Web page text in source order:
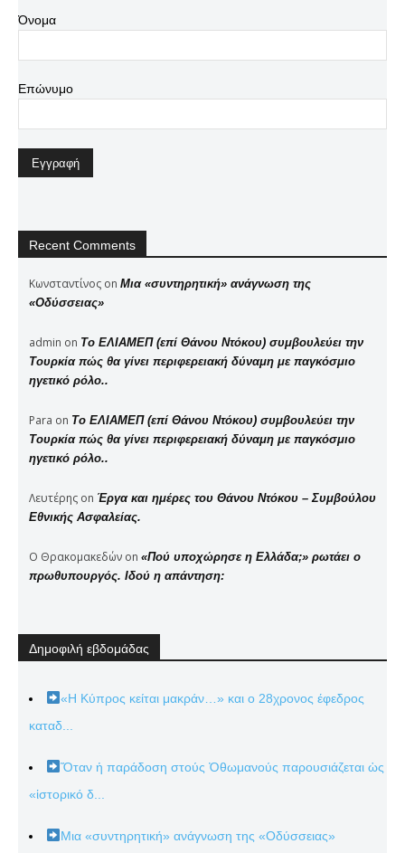
Όνομα
Επώνυμο
Recent Comments
Κωνσταντίνος on Μια «συντηρητική» ανάγνωση της
«Οδύσσειας»
admin on Το ΕΛΙΑΜΕΠ (επί Θάνου Ντόκου) συμβουλεύει την
Τουρκία πώς θα γίνει περιφερειακή δύναμη με παγκόσμιο
ηγετικό ρόλο..
Para on Το ΕΛΙΑΜΕΠ (επί Θάνου Ντόκου) συμβουλεύει την
Τουρκία πώς θα γίνει περιφερειακή δύναμη με παγκόσμιο
ηγετικό ρόλο..
Λευτέρης on Έργα και ημέρες του Θάνου Ντόκου – Συμβούλου
Εθνικής Ασφαλείας.
Ο Θρακομακεδών on «Πού υποχώρησε η Ελλάδα;» ρωτάει ο
πρωθυπουργός. Ιδού η απάντηση:
Δημοφιλή εβδομάδας
«Η Κύπρος κείται μακράν…» και ο 28χρονος έφεδρος
καταδ...
Ὅταν ἡ παράδοση στούς Ὀθωμανούς παρουσιάζεται ὡς
«ἱστορικό δ...
Μια «συντηρητική» ανάγνωση της «Οδύσσειας»